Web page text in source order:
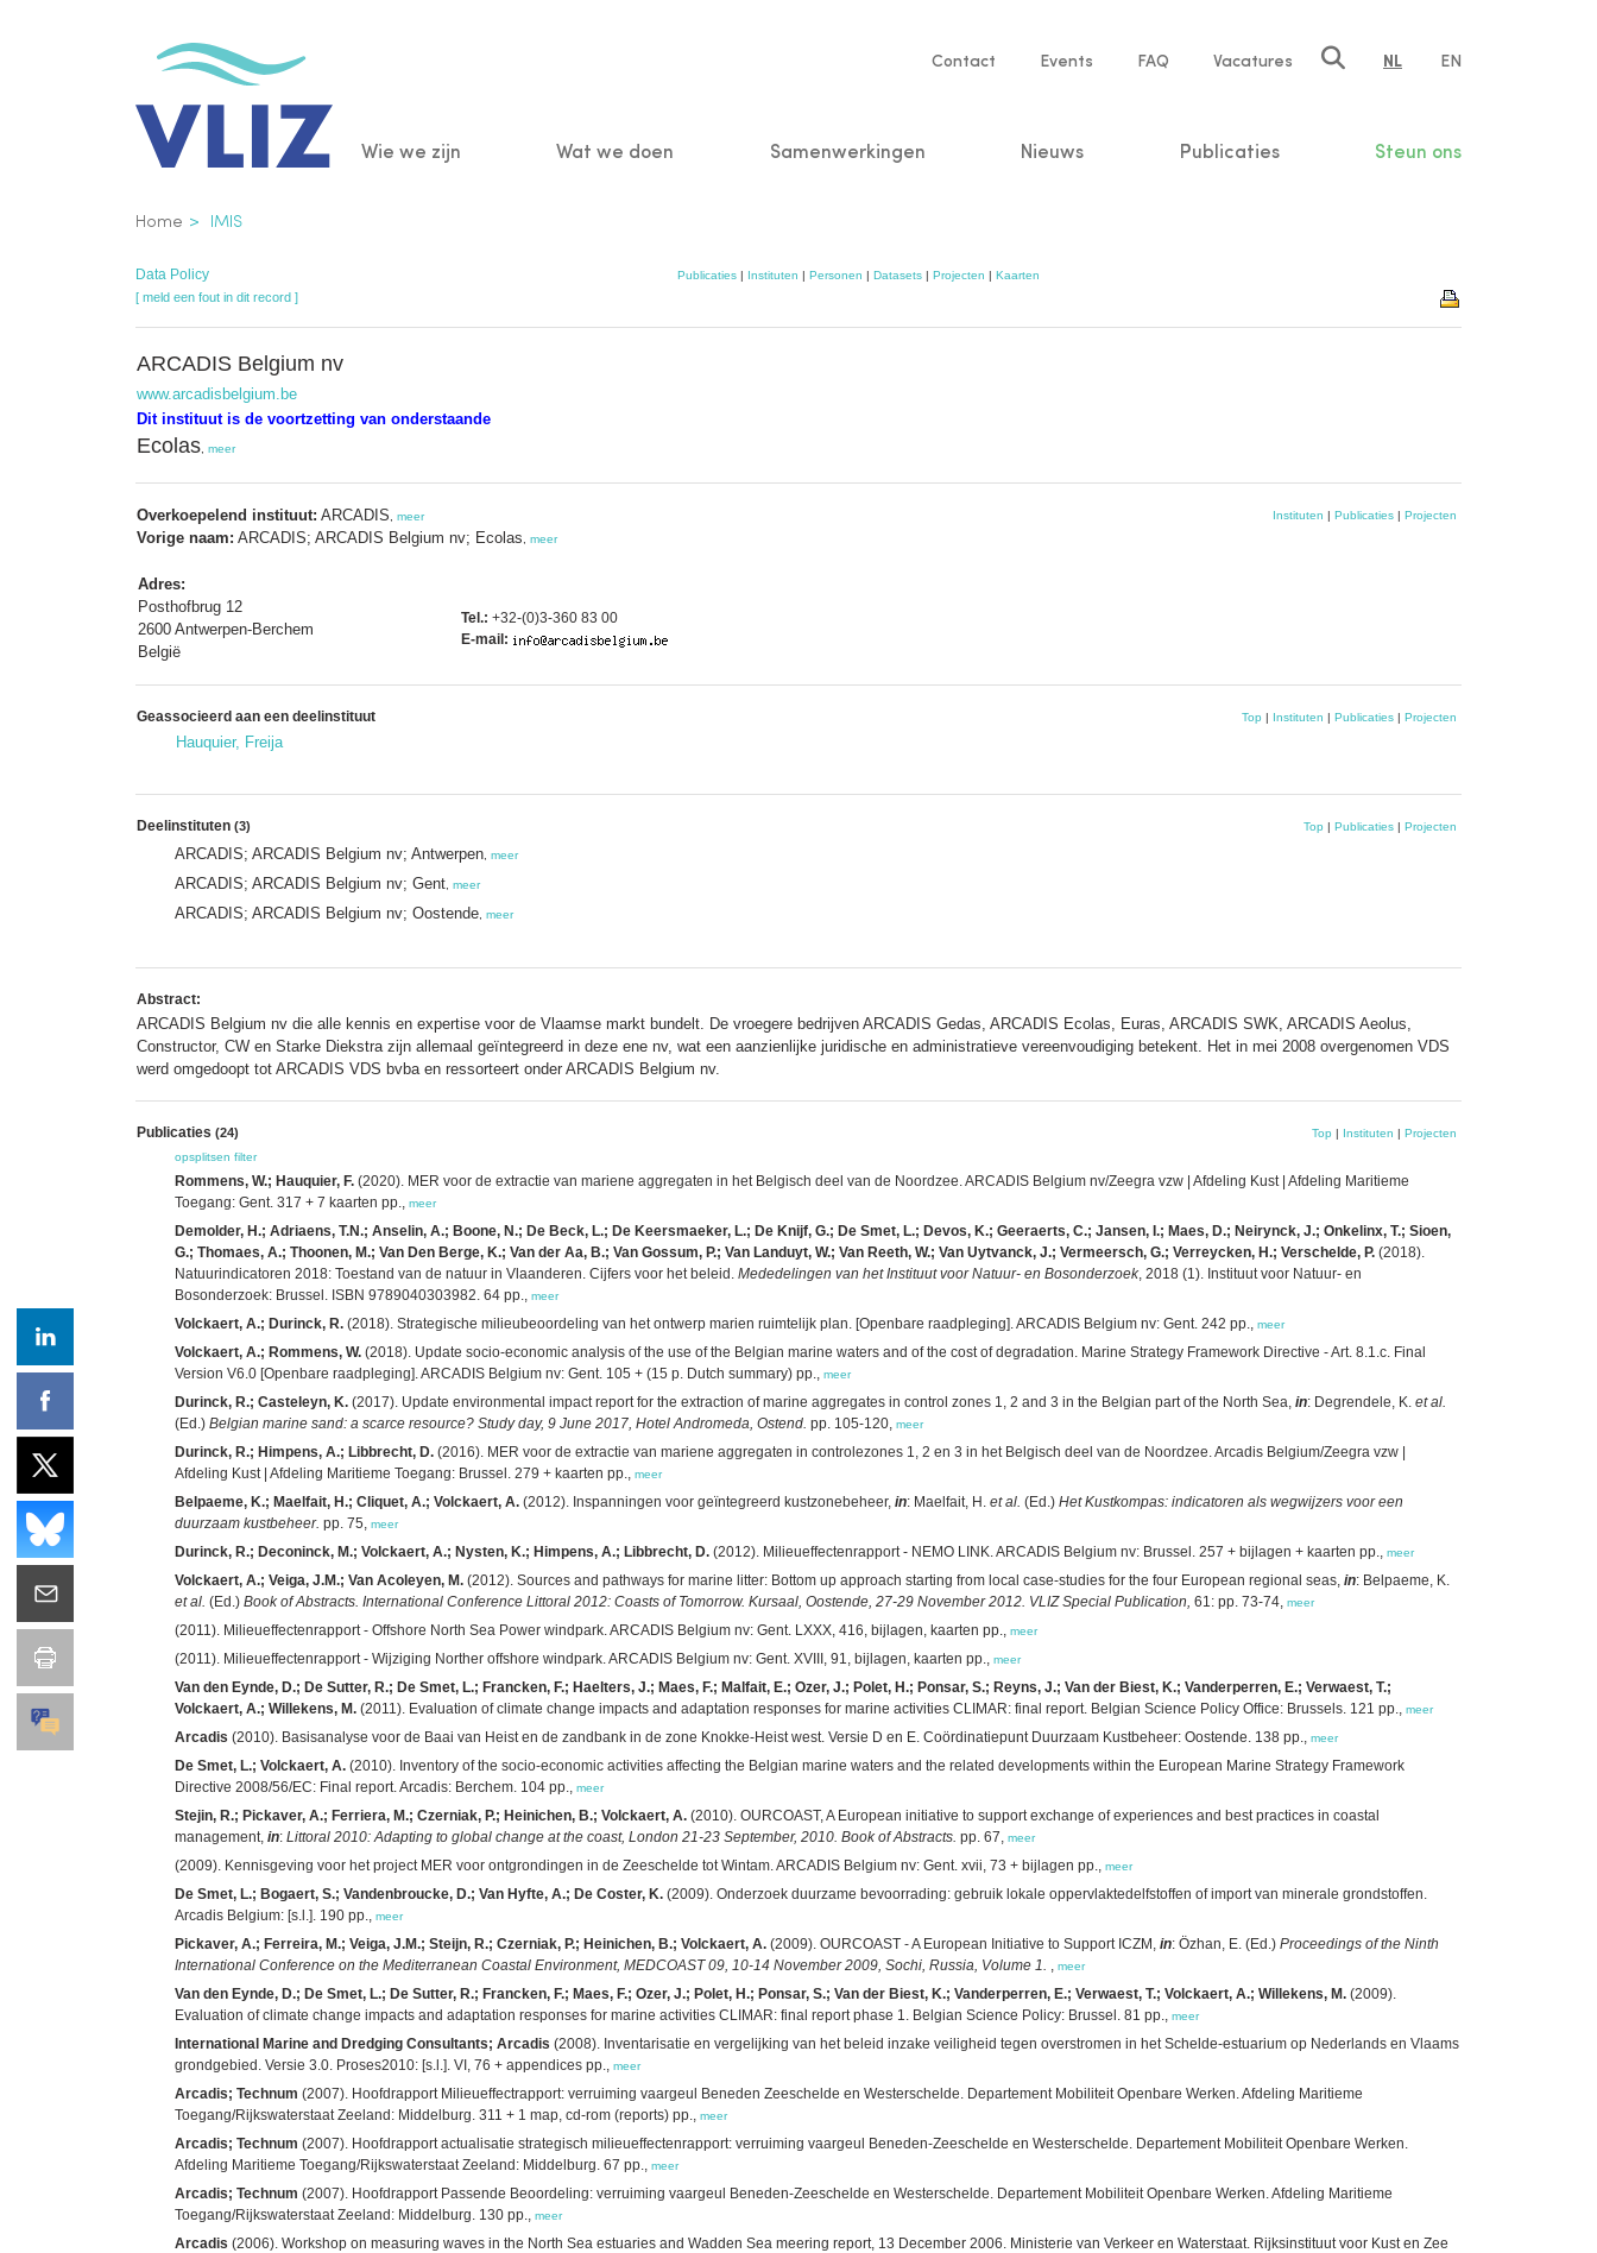
Service
Contact Events FAQ Vacatures NL EN
Main
Wie we zijn Wat we doen Samenwerkingen Nieuws Publicaties Steun ons
Kruimelpad
Home IMIS
Data Policy Publicaties| Instituten | Personen | Datasets| Projecten | Kaarten
[ meld een fout in dit record ]
ARCADIS Belgium nv
www.arcadisbelgium.be
Dit instituut is de voortzetting van onderstaande
Ecolas meer
Overkoepelend instituut: ARCADIS meer
Vorige naam: ARCADIS; ARCADIS Belgium nv; Ecolas meer
Adres:
Posthofbrug 12
2600 Antwerpen-Berchem
België
Tel.: +32-(0)3-360 83 00
E-mail:
Instituten | Publicaties | Projecten
Geassocieerd aan een deelinstituut Top | Instituten | Publicaties | Projecten
Hauquier, Freija
Deelinstituten (3) Top | Publicaties | Projecten
ARCADIS; ARCADIS Belgium nv; Antwerpen meer
ARCADIS; ARCADIS Belgium nv; Gent meer
ARCADIS; ARCADIS Belgium nv; Oostende meer
Abstract:
ARCADIS Belgium nv die alle kennis en expertise voor de Vlaamse markt bundelt. De vroegere bedrijven ARCADIS Gedas, ARCADIS Ecolas, Euras, ARCADIS SWK, ARCADIS Aeolus,
Constructor, CW en Starke Diekstra zijn allemaal geïntegreerd in deze ene nv, wat een aanzienlijke juridische en administratieve vereenvoudiging betekent. Het in mei 2008 overgenomen VDS
werd omgedoopt tot ARCADIS VDS bvba en ressorteert onder ARCADIS Belgium nv.
Publicaties (24) Top | Instituten | Projecten
opsplitsen filter
Rommens, W.; Hauquier, F. (2020). MER voor de extractie van mariene aggregaten in het Belgisch deel van de Noordzee. ARCADIS Belgium nv/Zeegra vzw | Afdeling Kust | Afdeling Maritieme
Toegang: Gent. 317 + 7 kaarten pp., meer
Demolder, H.; Adriaens, T.N.; Anselin, A.; Boone, N.; De Beck, L.; De Keersmaeker, L.; De Knijf, G.; De Smet, L.; Devos, K.; Geeraerts, C.; Jansen, I.; Maes, D.; Neirynck, J.; Onkelinx, T.; Sioen,
G.; Thomaes, A.; Thoonen, M.; Van Den Berge, K.; Van der Aa, B.; Van Gossum, P.; Van Landuyt, W.; Van Reeth, W.; Van Uytvanck, J.; Vermeersch, G.; Verreycken, H.; Verschelde, P. (2018).
Natuurindicatoren 2018: Toestand van de natuur in Vlaanderen. Cijfers voor het beleid. Mededelingen van het Instituut voor Natuur- en Bosonderzoek, 2018 (1). Instituut voor Natuur- en
Bosonderzoek: Brussel. ISBN 9789040303982. 64 pp., meer
Volckaert, A.; Durinck, R. (2018). Strategische milieubeoordeling van het ontwerp marien ruimtelijk plan. [Openbare raadpleging]. ARCADIS Belgium nv: Gent. 242 pp., meer
Volckaert, A.; Rommens, W. (2018). Update socio-economic analysis of the use of the Belgian marine waters and of the cost of degradation. Marine Strategy Framework Directive - Art. 8.1.c. Final
Version V6.0 [Openbare raadpleging]. ARCADIS Belgium nv: Gent. 105 + (15 p. Dutch summary) pp., meer
Durinck, R.; Casteleyn, K. (2017). Update environmental impact report for the extraction of marine aggregates in control zones 1, 2 and 3 in the Belgian part of the North Sea, in: Degrendele, K. et al.
(Ed.) Belgian marine sand: a scarce resource? Study day, 9 June 2017, Hotel Andromeda, Ostend. pp. 105-120, meer
Durinck, R.; Himpens, A.; Libbrecht, D. (2016). MER voor de extractie van mariene aggregaten in controlezones 1, 2 en 3 in het Belgisch deel van de Noordzee. Arcadis Belgium/Zeegra vzw |
Afdeling Kust | Afdeling Maritieme Toegang: Brussel. 279 + kaarten pp., meer
Belpaeme, K.; Maelfait, H.; Cliquet, A.; Volckaert, A. (2012). Inspanningen voor geïntegreerd kustzonebeheer, in: Maelfait, H. et al. (Ed.) Het Kustkompas: indicatoren als wegwijzers voor een
duurzaam kustbeheer. pp. 75, meer
Durinck, R.; Deconinck, M.; Volckaert, A.; Nysten, K.; Himpens, A.; Libbrecht, D. (2012). Milieueffectenrapport - NEMO LINK. ARCADIS Belgium nv: Brussel. 257 + bijlagen + kaarten pp., meer
Volckaert, A.; Veiga, J.M.; Van Acoleyen, M. (2012). Sources and pathways for marine litter: Bottom up approach starting from local case-studies for the four European regional seas, in: Belpaeme, K.
et al. (Ed.) Book of Abstracts. International Conference Littoral 2012: Coasts of Tomorrow. Kursaal, Oostende, 27-29 November 2012. VLIZ Special Publication, 61: pp. 73-74, meer
(2011). Milieueffectenrapport - Offshore North Sea Power windpark. ARCADIS Belgium nv: Gent. LXXX, 416, bijlagen, kaarten pp., meer
(2011). Milieueffectenrapport - Wijziging Norther offshore windpark. ARCADIS Belgium nv: Gent. XVIII, 91, bijlagen, kaarten pp., meer
Van den Eynde, D.; De Sutter, R.; De Smet, L.; Francken, F.; Haelters, J.; Maes, F.; Malfait, E.; Ozer, J.; Polet, H.; Ponsar, S.; Reyns, J.; Van der Biest, K.; Vanderperren, E.; Verwaest, T.;
Volckaert, A.; Willekens, M. (2011). Evaluation of climate change impacts and adaptation responses for marine activities CLIMAR: final report. Belgian Science Policy Office: Brussels. 121 pp., meer
Arcadis (2010). Basisanalyse voor de Baai van Heist en de zandbank in de zone Knokke-Heist west. Versie D en E. Coördinatiepunt Duurzaam Kustbeheer: Oostende. 138 pp., meer
De Smet, L.; Volckaert, A. (2010). Inventory of the socio-economic activities affecting the Belgian marine waters and the related developments within the European Marine Strategy Framework
Directive 2008/56/EC: Final report. Arcadis: Berchem. 104 pp., meer
Stejin, R.; Pickaver, A.; Ferriera, M.; Czerniak, P.; Heinichen, B.; Volckaert, A. (2010). OURCOAST, A European initiative to support exchange of experiences and best practices in coastal
management, in: Littoral 2010: Adapting to global change at the coast, London 21-23 September, 2010. Book of Abstracts. pp. 67, meer
(2009). Kennisgeving voor het project MER voor ontgrondingen in de Zeeschelde tot Wintam. ARCADIS Belgium nv: Gent. xvii, 73 + bijlagen pp., meer
De Smet, L.; Bogaert, S.; Vandenbroucke, D.; Van Hyfte, A.; De Coster, K. (2009). Onderzoek duurzame bevoorrading: gebruik lokale oppervlaktedelfstoffen of import van minerale grondstoffen.
Arcadis Belgium: [s.l.]. 190 pp., meer
Pickaver, A.; Ferreira, M.; Veiga, J.M.; Steijn, R.; Czerniak, P.; Heinichen, B.; Volckaert, A. (2009). OURCOAST - A European Initiative to Support ICZM, in: Özhan, E. (Ed.) Proceedings of the Ninth
International Conference on the Mediterranean Coastal Environment, MEDCOAST 09, 10-14 November 2009, Sochi, Russia, Volume 1. , meer
Van den Eynde, D.; De Smet, L.; De Sutter, R.; Francken, F.; Maes, F.; Ozer, J.; Polet, H.; Ponsar, S.; Van der Biest, K.; Vanderperren, E.; Verwaest, T.; Volckaert, A.; Willekens, M. (2009).
Evaluation of climate change impacts and adaptation responses for marine activities CLIMAR: final report phase 1. Belgian Science Policy: Brussel. 81 pp., meer
International Marine and Dredging Consultants; Arcadis (2008). Inventarisatie en vergelijking van het beleid inzake veiligheid tegen overstromen in het Schelde-estuarium op Nederlands en Vlaams
grondgebied. Versie 3.0. Proses2010: [s.l.]. VI, 76 + appendices pp., meer
Arcadis; Technum (2007). Hoofdrapport Milieueffectrapport: verruiming vaargeul Beneden Zeeschelde en Westerschelde. Departement Mobiliteit Openbare Werken. Afdeling Maritieme
Toegang/Rijkswaterstaat Zeeland: Middelburg. 311 + 1 map, cd-rom (reports) pp., meer
Arcadis; Technum (2007). Hoofdrapport actualisatie strategisch milieueffectenrapport: verruiming vaargeul Beneden-Zeeschelde en Westerschelde. Departement Mobiliteit Openbare Werken.
Afdeling Maritieme Toegang/Rijkswaterstaat Zeeland: Middelburg. 67 pp., meer
Arcadis; Technum (2007). Hoofdrapport Passende Beoordeling: verruiming vaargeul Beneden-Zeeschelde en Westerschelde. Departement Mobiliteit Openbare Werken. Afdeling Maritieme
Toegang/Rijkswaterstaat Zeeland: Middelburg. 130 pp., meer
Arcadis (2006). Workshop on measuring waves in the North Sea estuaries and Wadden Sea meering report, 13 December 2006. Ministerie van Verkeer en Waterstaat. Rijksinstituut voor Kust en Zee